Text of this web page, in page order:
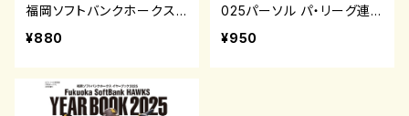
福岡ソフトバンクホークス
日本一達成！
¥880
025パーソル パ・リーグ連
覇
¥950